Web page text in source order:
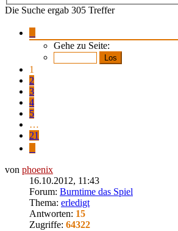
Die Suche ergab 305 Treffer
Seite
1
Gehe zu Seite:
1
2
3
4
5
…
21
Nächste
von phoenix
16.10.2012, 11:43
Forum: Burntime das Spiel
Thema: erledigt
Antworten: 15
Zugriffe: 64322